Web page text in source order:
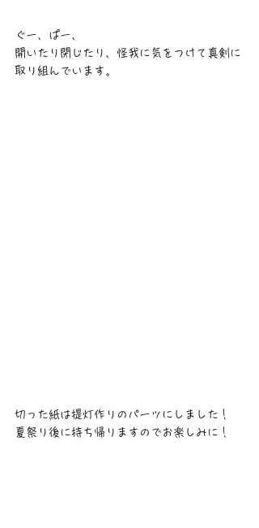
ぐー、ぱー、
開いたり閉じたり、怪我に気をつけて真剣に
取り組んでいます。
切った紙は提灯作りのパーツにしました！
夏祭り後に持ち帰りますのでお楽しみに！